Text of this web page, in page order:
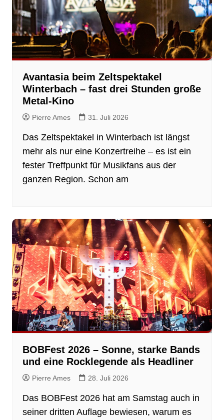
Avantasia beim Zeltspektakel
Winterbach – fast drei Stunden große
Metal-Kino
Pierre Ames 31. Juli 2026
Das Zeltspektakel in Winterbach ist längst
mehr als nur eine Konzertreihe – es ist ein
fester Treffpunkt für Musikfans aus der
ganzen Region. Schon am
BOBFest 2026 – Sonne, starke Bands
und eine Rocklegende als Headliner
Pierre Ames 28. Juli 2026
Das BOBFest 2026 hat am Samstag auch in
seiner dritten Auflage bewiesen, warum es